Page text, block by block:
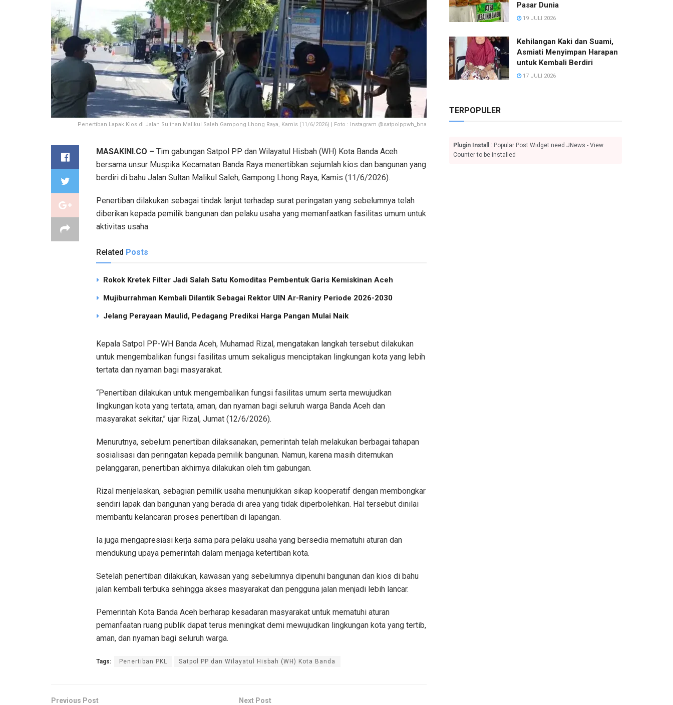
Penertiban Lapak Kios di Jalan Sulthan Malikul Saleh Gampong Lhong Raya, Kamis (11/6/2026) | Foto : Instagram @satpolppwh_bna
MASAKINI.CO – Tim gabungan Satpol PP dan Wilayatul Hisbah (WH) Kota Banda Aceh
bersama unsur Muspika Kecamatan Banda Raya menertibkan sejumlah kios dan bangunan yang
berdiri di bahu Jalan Sultan Malikul Saleh, Gampong Lhong Raya, Kamis (11/6/2026).
Penertiban dilakukan sebagai tindak lanjut terhadap surat peringatan yang sebelumnya telah
diberikan kepada pemilik bangunan dan pelaku usaha yang memanfaatkan fasilitas umum untuk
aktivitas usaha.
Related Posts
Rokok Kretek Filter Jadi Salah Satu Komoditas Pembentuk Garis Kemiskinan Aceh
Mujiburrahman Kembali Dilantik Sebagai Rektor UIN Ar-Raniry Periode 2026-2030
Jelang Perayaan Maulid, Pedagang Prediksi Harga Pangan Mulai Naik
Kepala Satpol PP-WH Banda Aceh, Muhamad Rizal, mengatakan langkah tersebut dilakukan
untuk mengembalikan fungsi fasilitas umum sekaligus menciptakan lingkungan kota yang lebih
tertata dan nyaman bagi masyarakat.
“Penertiban dilakukan untuk mengembalikan fungsi fasilitas umum serta mewujudkan
lingkungan kota yang tertata, aman, dan nyaman bagi seluruh warga Banda Aceh dan
masyarakat sekitar,” ujar Rizal, Jumat (12/6/2026).
Menurutnya, sebelum penertiban dilaksanakan, pemerintah telah melakukan berbagai tahapan
sosialisasi dan peringatan kepada pemilik bangunan. Namun, karena masih ditemukan
pelanggaran, penertiban akhirnya dilakukan oleh tim gabungan.
Rizal menjelaskan, sebagian pemilik usaha menunjukkan sikap kooperatif dengan membongkar
sendiri lapak dan bangunan yang berada di area yang tidak diperbolehkan. Hal tersebut dinilai
membantu kelancaran proses penertiban di lapangan.
Ia juga mengapresiasi kerja sama para pelaku usaha yang bersedia mematuhi aturan dan
mendukung upaya pemerintah dalam menjaga ketertiban kota.
Setelah penertiban dilakukan, kawasan yang sebelumnya dipenuhi bangunan dan kios di bahu
jalan kembali terbuka sehingga akses masyarakat dan pengguna jalan menjadi lebih lancar.
Pemerintah Kota Banda Aceh berharap kesadaran masyarakat untuk mematuhi aturan
pemanfaatan ruang publik dapat terus meningkat demi mewujudkan lingkungan kota yang tertib,
aman, dan nyaman bagi seluruh warga.
Tags: Penertiban PKL Satpol PP dan Wilayatul Hisbah (WH) Kota Banda
Previous Post Next Post
Pasar Dunia
19 JULI 2026
Kehilangan Kaki dan Suami,
Asmiati Menyimpan Harapan
untuk Kembali Berdiri
17 JULI 2026
TERPOPULER
Plugin Install
: Popular Post Widget need JNews - View
Counter to be installed